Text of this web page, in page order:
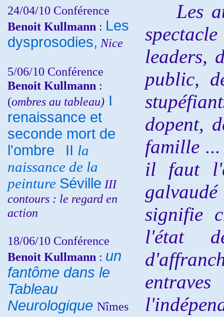
24/04/10 Conférence
Benoit Kullmann : Les
dysprosodies, Nice
5/06/10 Conférence
Benoit Kullmann :
(ombres au tableau) I
renaissance et
seconde mort de
l'ombre
II la
naissance de la
peinture Séville III
contours : le regard en
action
18/06/10 Conférence
Benoit Kullmann : un
fantôme dans le
Tableau
Neurologique Nîmes
Les
leaders,
public,
dopent,
famille
il faut
signifie
l'état